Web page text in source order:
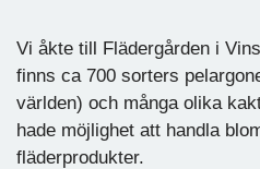
Vi åkte till Flädergården i
finns ca 700 sorters
världen) och många olika
hade möjlighet att handla
fläderprodukter.